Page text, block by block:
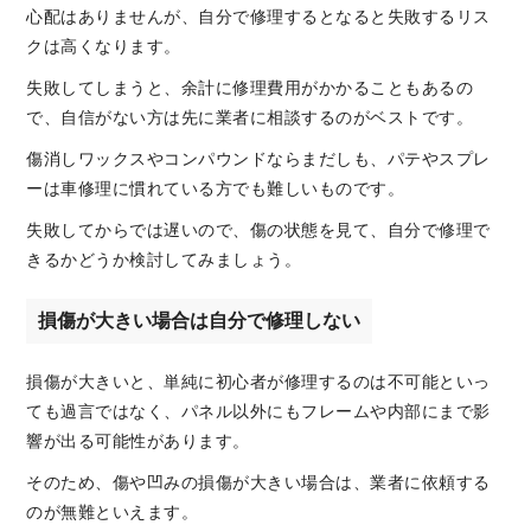
心配はありませんが、自分で修理するとなると失敗するリス
クは高くなります。
失敗してしまうと、余計に修理費用がかかることもあるの
で、自信がない方は先に業者に相談するのがベストです。
傷消しワックスやコンパウンドならまだしも、パテやスプレ
ーは車修理に慣れている方でも難しいものです。
失敗してからでは遅いので、傷の状態を見て、自分で修理で
きるかどうか検討してみましょう。
損傷が大きい場合は自分で修理しない
損傷が大きいと、単純に初心者が修理するのは不可能といっ
ても過言ではなく、パネル以外にもフレームや内部にまで影
響が出る可能性があります。
そのため、傷や凹みの損傷が大きい場合は、業者に依頼する
のが無難といえます。